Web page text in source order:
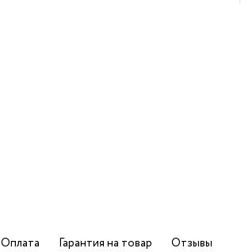
Оплата Гарантия на товар Отзывы